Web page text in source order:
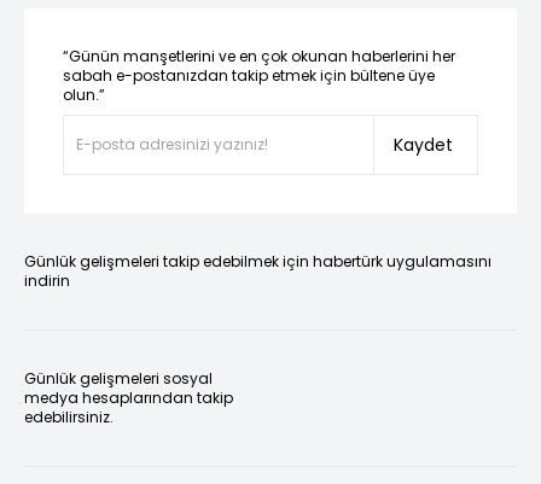
“Günün manşetlerini ve en çok okunan haberlerini her
sabah e-postanızdan takip etmek için bültene üye
olun.”
Kaydet
Günlük gelişmeleri takip edebilmek için habertürk uygulamasını
indirin
Günlük gelişmeleri sosyal
medya hesaplarından takip
edebilirsiniz.